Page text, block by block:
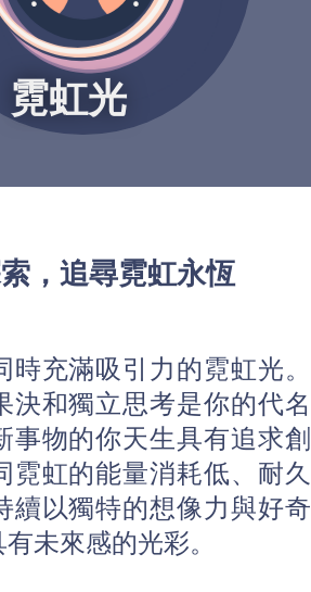
霓虹光
，追尋霓虹永恆
充滿吸引力的霓虹光。
決和獨立思考是你的代名
事物的你天生具有追求創
霓虹的能量消耗低、耐久
續以獨特的想像力與好奇
未來感的光彩。